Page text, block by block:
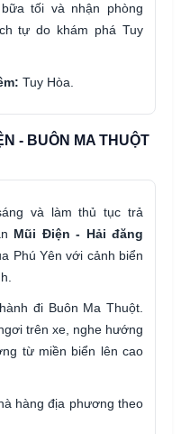
tối và nhận phòng
tự do khám phá Tuy
Tuy Hòa.
- BUÔN MA THUỘT
và làm thủ tục trả
Mũi Điện - Hải đăng
Phú Yên với cảnh biển
đi Buôn Ma Thuột.
trên xe, nghe hướng
từ miền biển lên cao
hàng địa phương theo